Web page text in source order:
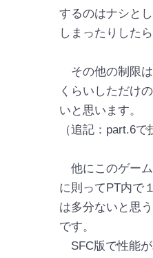
するのはナシと
しまったりした
その他の制限は
くらいしただけ
いと思います。
（追記：part.6
他にこのゲーム
に則ってPT内で
は多分ないと思
です。
SFC版で性能が